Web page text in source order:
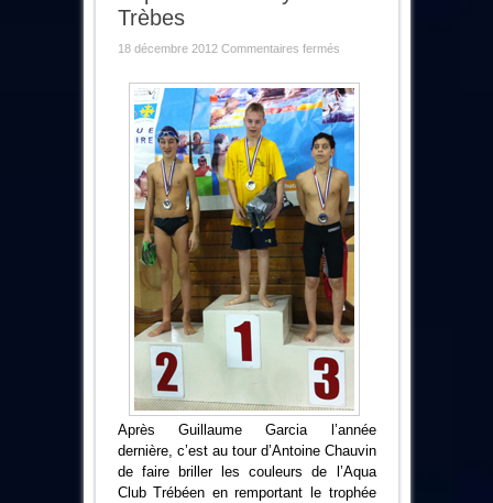
Trèbes
18 décembre 2012 Commentaires ferméssur
:
le
fameux
trophée
Alex
Jany
reste
à
Trèbes
Après Guillaume Garcia l’année
dernière, c’est au tour d’Antoine Chauvin
de faire briller les couleurs de l’Aqua
Club Trébéen en remportant le trophée